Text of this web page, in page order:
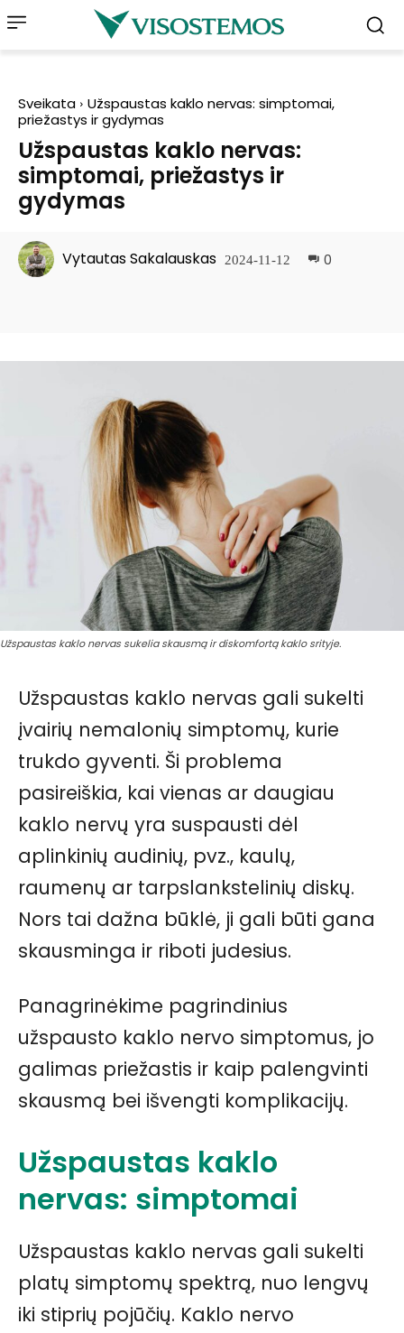
Sveikata
Užspaustas kaklo nervas: simptomai,
priežastys ir gydymas
Užspaustas kaklo nervas:
simptomai, priežastys ir
gydymas
Vytautas Sakalauskas 2024-11-12 0
Užspaustas kaklo nervas sukelia skausmą ir diskomfortą kaklo srityje.
Užspaustas kaklo nervas gali sukelti
įvairių nemalonių simptomų, kurie
trukdo gyventi. Ši problema
pasireiškia, kai vienas ar daugiau
kaklo nervų yra suspausti dėl
aplinkinių audinių, pvz., kaulų,
raumenų ar tarpslankstelinių diskų.
Nors tai dažna būklė, ji gali būti gana
skausminga ir riboti judesius.
Panagrinėkime pagrindinius
užspausto kaklo nervo simptomus, jo
galimas priežastis ir kaip palengvinti
skausmą bei išvengti komplikacijų.
Užspaustas kaklo
nervas: simptomai
Užspaustas kaklo nervas gali sukelti
platų simptomų spektrą, nuo lengvų
iki stiprių pojūčių. Kaklo nervo